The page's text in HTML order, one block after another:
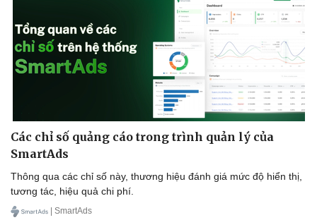
Các chỉ số quảng cáo trong trình quản lý của
SmartAds
Thông qua các chỉ số này, thương hiệu đánh giá mức độ hiển thị,
tương tác, hiệu quả chi phí.
| SmartAds